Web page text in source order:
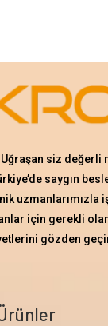
Uğraşan siz
saygın
uzmanlarımızla
için gerekli
gözden